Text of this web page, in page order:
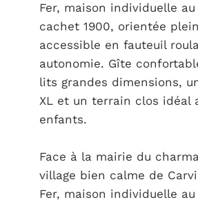
Fer, maison individuelle
cachet 1900, orientée
accessible en fauteuil
autonomie. Gîte
lits grandes dimensions,
XL et un terrain clos idéal
enfants.
Face à la mairie du
village bien calme de
Fer, maison individuelle